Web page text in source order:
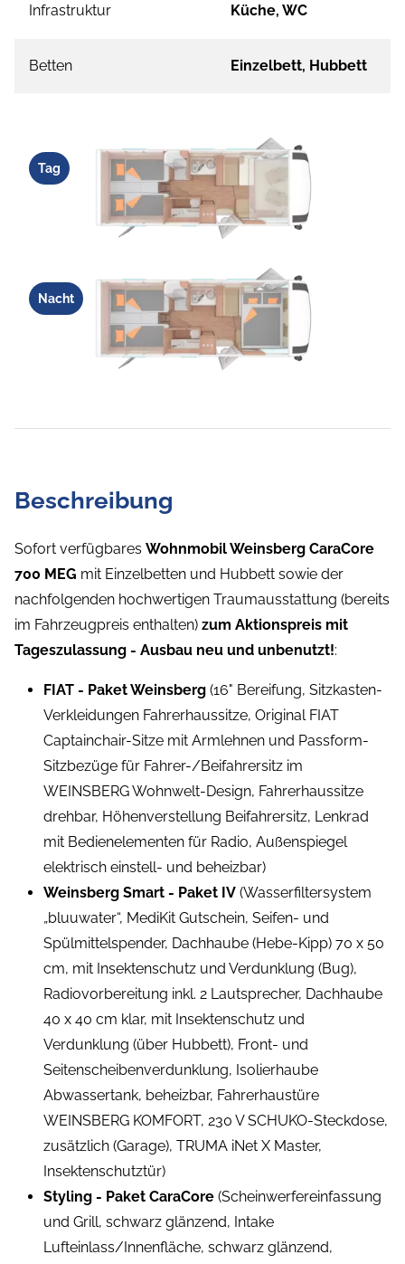
Infrastruktur Küche, WC
Betten Einzelbett, Hubbett
Tag
Nacht
Beschreibung
Sofort verfügbares Wohnmobil Weinsberg CaraCore
700 MEG mit Einzelbetten und Hubbett sowie der
nachfolgenden hochwertigen Traumausstattung (bereits
im Fahrzeugpreis enthalten) zum Aktionspreis mit
Tageszulassung - Ausbau neu und unbenutzt!:
FIAT - Paket Weinsberg (16" Bereifung, Sitzkasten-
Verkleidungen Fahrerhaussitze, Original FIAT
Captainchair-Sitze mit Armlehnen und Passform-
Sitzbezüge für Fahrer-/Beifahrersitz im
WEINSBERG Wohnwelt-Design, Fahrerhaussitze
drehbar, Höhenverstellung Beifahrersitz, Lenkrad
mit Bedienelementen für Radio, Außenspiegel
elektrisch einstell- und beheizbar)
Weinsberg Smart - Paket IV (Wasserfiltersystem
„bluuwater“, MediKit Gutschein, Seifen- und
Spülmittelspender, Dachhaube (Hebe-Kipp) 70 x 50
cm, mit Insektenschutz und Verdunklung (Bug),
Radiovorbereitung inkl. 2 Lautsprecher, Dachhaube
40 x 40 cm klar, mit Insektenschutz und
Verdunklung (über Hubbett), Front- und
Seitenscheibenverdunklung, Isolierhaube
Abwassertank, beheizbar, Fahrerhaustüre
WEINSBERG KOMFORT, 230 V SCHUKO-Steckdose,
zusätzlich (Garage), TRUMA iNet X Master,
Insektenschutztür)
Styling - Paket CaraCore (Scheinwerfereinfassung
und Grill, schwarz glänzend, Intake
Lufteinlass/Innenfläche, schwarz glänzend,